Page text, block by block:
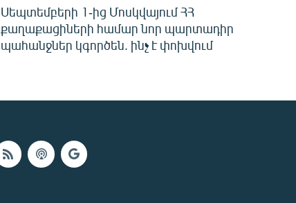
Սեպտեմբերի 1-ից Մոսկվայում ՀՀ
քաղաքացիների համար նոր պարտադիր
պահանջներ կգործեն. ինչ է փոխվում